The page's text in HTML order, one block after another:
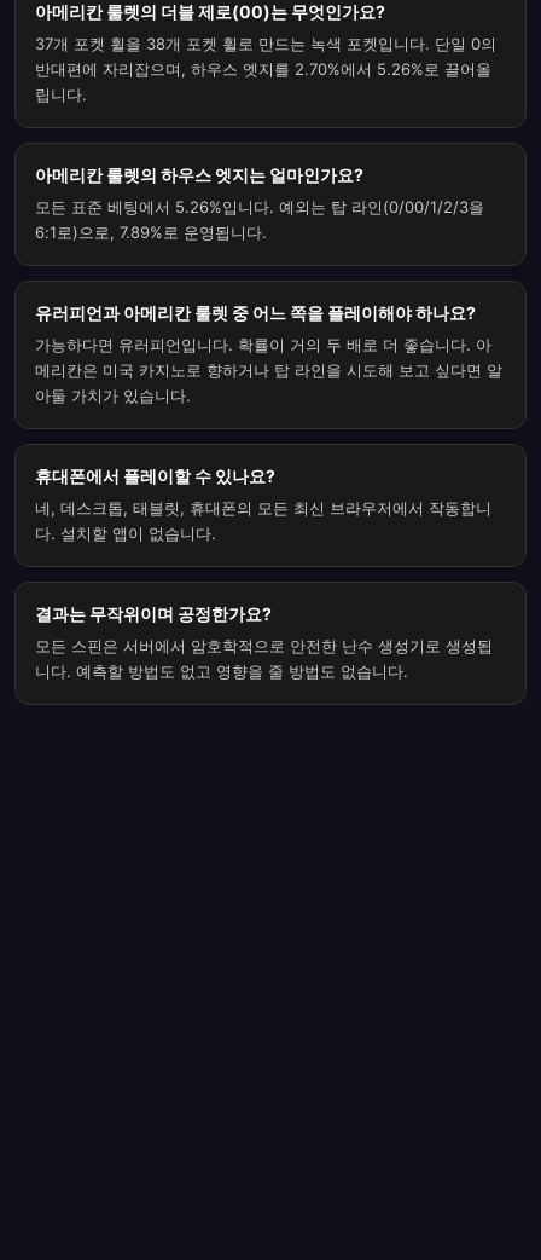
아메리칸 룰렛의 더블 제로(00)는 무엇인가요?
37개 포켓 휠을 38개 포켓 휠로 만드는 녹색 포켓입니다. 단일 0의
반대편에 자리잡으며, 하우스 엣지를 2.70%에서 5.26%로 끌어올
립니다.
아메리칸 룰렛의 하우스 엣지는 얼마인가요?
모든 표준 베팅에서 5.26%입니다. 예외는 탑 라인(0/00/1/2/3을
6:1로)으로, 7.89%로 운영됩니다.
유러피언과 아메리칸 룰렛 중 어느 쪽을 플레이해야 하나요?
가능하다면 유러피언입니다. 확률이 거의 두 배로 더 좋습니다. 아
메리칸은 미국 카지노로 향하거나 탑 라인을 시도해 보고 싶다면 알
아둘 가치가 있습니다.
휴대폰에서 플레이할 수 있나요?
네, 데스크톱, 태블릿, 휴대폰의 모든 최신 브라우저에서 작동합니
다. 설치할 앱이 없습니다.
결과는 무작위이며 공정한가요?
모든 스핀은 서버에서 암호학적으로 안전한 난수 생성기로 생성됩
니다. 예측할 방법도 없고 영향을 줄 방법도 없습니다.